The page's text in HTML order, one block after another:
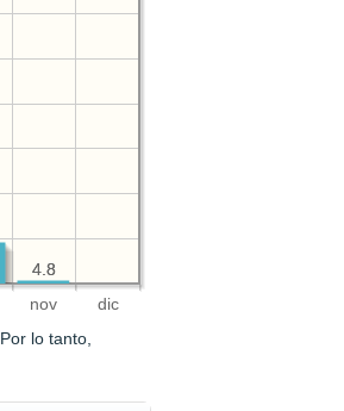
nov dic
4.8
4.8
Por lo tanto,